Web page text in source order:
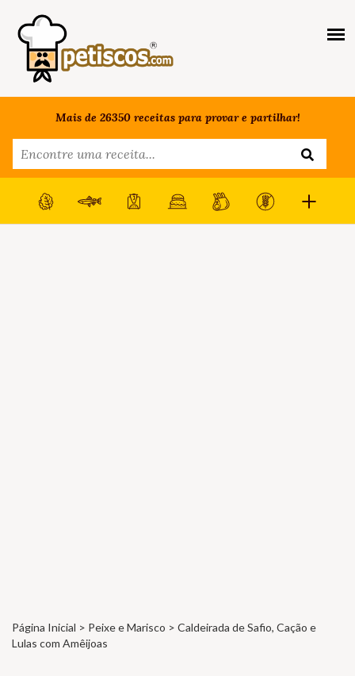
Mais de 26350 receitas para provar e partilhar!
Página Inicial > Peixe e Marisco > Caldeirada de Safio, Cação e
Lulas com Amêijoas